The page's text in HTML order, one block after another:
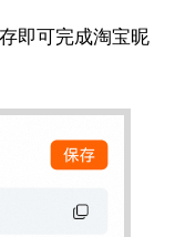
即可完成淘宝昵